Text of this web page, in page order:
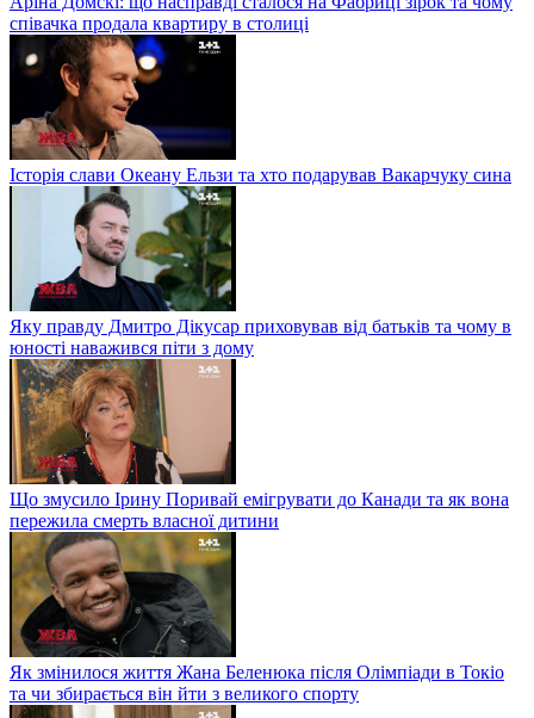
співачка продала квартиру в столиці
Історія слави Океану Ельзи та хто подарував Вакарчуку сина
Яку правду Дмитро Дікусар приховував від батьків та чому в
юності наважився піти з дому
Що змусило Ірину Поривай емігрувати до Канади та як вона
пережила смерть власної дитини
Як змінилося життя Жана Беленюка після Олімпіади в Токіо
та чи збирається він йти з великого спорту